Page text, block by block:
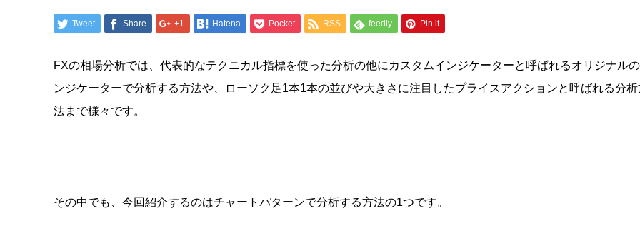
Tweet Share +1 Hatena Pocket RSS feedly Pin it
FXの相場分析では、代表的なテクニカル指標を使った分析の他にカスタムインジケーターと呼ばれるオリジナルの
ンジケーターで分析する方法や、ローソク足1本1本の並びや大きさに注目したプライスアクションと呼ばれる分析
法まで様々です。
その中でも、今回紹介するのはチャートパターンで分析する方法の1つです。